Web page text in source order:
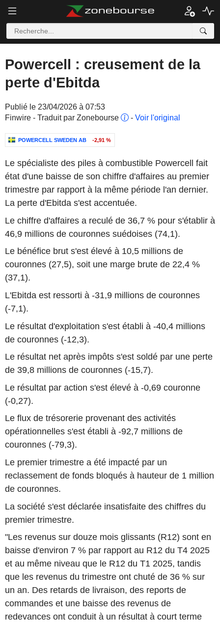
Powercell : creusement de la
perte d'Ebitda
Publié le 23/04/2026 à 07:53
Finwire - Traduit par Zonebourse
- Voir l'original
POWERCELL SWEDEN AB -2,91 %
Le spécialiste des piles à combustible Powercell fait
état d'une baisse de son chiffre d'affaires au premier
trimestre par rapport à la même période l'an dernier.
La perte d'Ebitda s'est accentuée.
Le chiffre d'affaires a reculé de 36,7 % pour s'établir à
46,9 millions de couronnes suédoises (74,1).
Le bénéfice brut s'est élevé à 10,5 millions de
couronnes (27,5), soit une marge brute de 22,4 %
(37,1).
L'Ebitda est ressorti à -31,9 millions de couronnes
(-7,1).
Le résultat d'exploitation s'est établi à -40,4 millions
de couronnes (-12,3).
Le résultat net après impôts s'est soldé par une perte
de 39,8 millions de couronnes (-15,7).
Le résultat par action s'est élevé à -0,69 couronne
(-0,27).
Le flux de trésorerie provenant des activités
opérationnelles s'est établi à -92,7 millions de
couronnes (-79,3).
Le premier trimestre a été impacté par un
reclassement de fonds bloqués à hauteur de 1 million
de couronnes.
La société s'est déclarée insatisfaite des chiffres du
premier trimestre.
"Les revenus sur douze mois glissants (R12) sont en
baisse d'environ 7 % par rapport au R12 du T4 2025
et au même niveau que le R12 du T1 2025, tandis
que les revenus du trimestre ont chuté de 36 % sur
un an. Des retards de livraison, des reports de
commandes et une baisse des revenus de
redevances ont conduit à un résultat à court terme